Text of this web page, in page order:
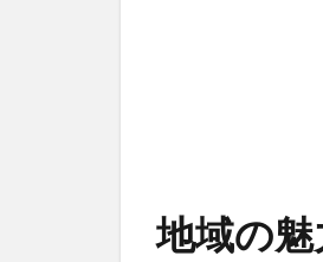
地域の